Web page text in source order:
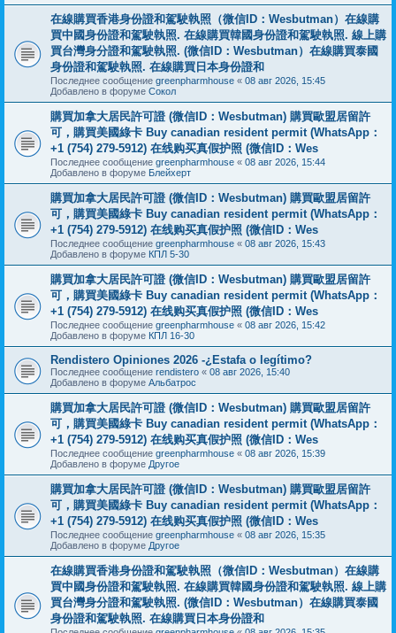
在線購買香港身份證和駕駛執照（微信ID：Wesbutman）在線購
買中國身份證和駕駛執照. 在線購買韓國身份證和駕駛執照. 線上購
買台灣身分證和駕駛執照. (微信ID：Wesbutman）在線購買泰國
身份證和駕駛執照. 在線購買日本身份證和
Последнее сообщение greenpharmhouse « 08 авг 2026, 15:45
Добавлено в форуме Сокол
購買加拿大居民許可證 (微信ID：Wesbutman) 購買歐盟居留許
可，購買美國綠卡 Buy canadian resident permit (WhatsApp：
+1 (754) 279-5912) 在线购买真假护照 (微信ID：Wes
Последнее сообщение greenpharmhouse « 08 авг 2026, 15:44
Добавлено в форуме Блейхерт
購買加拿大居民許可證 (微信ID：Wesbutman) 購買歐盟居留許
可，購買美國綠卡 Buy canadian resident permit (WhatsApp：
+1 (754) 279-5912) 在线购买真假护照 (微信ID：Wes
Последнее сообщение greenpharmhouse « 08 авг 2026, 15:43
Добавлено в форуме КПЛ 5-30
購買加拿大居民許可證 (微信ID：Wesbutman) 購買歐盟居留許
可，購買美國綠卡 Buy canadian resident permit (WhatsApp：
+1 (754) 279-5912) 在线购买真假护照 (微信ID：Wes
Последнее сообщение greenpharmhouse « 08 авг 2026, 15:42
Добавлено в форуме КПЛ 16-30
Rendistero Opiniones 2026 -¿Estafa o legítimo?
Последнее сообщение rendistero « 08 авг 2026, 15:40
Добавлено в форуме Альбатрос
購買加拿大居民許可證 (微信ID：Wesbutman) 購買歐盟居留許
可，購買美國綠卡 Buy canadian resident permit (WhatsApp：
+1 (754) 279-5912) 在线购买真假护照 (微信ID：Wes
Последнее сообщение greenpharmhouse « 08 авг 2026, 15:39
Добавлено в форуме Другое
購買加拿大居民許可證 (微信ID：Wesbutman) 購買歐盟居留許
可，購買美國綠卡 Buy canadian resident permit (WhatsApp：
+1 (754) 279-5912) 在线购买真假护照 (微信ID：Wes
Последнее сообщение greenpharmhouse « 08 авг 2026, 15:35
Добавлено в форуме Другое
在線購買香港身份證和駕駛執照（微信ID：Wesbutman）在線購
買中國身份證和駕駛執照. 在線購買韓國身份證和駕駛執照. 線上購
買台灣身分證和駕駛執照. (微信ID：Wesbutman）在線購買泰國
身份證和駕駛執照. 在線購買日本身份證和